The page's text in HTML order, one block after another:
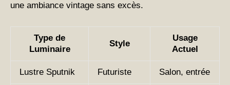
une ambiance vintage sans excès.
Type de
Luminaire
Style
Usage
Actuel
Lustre Sputnik Futuriste Salon, entrée